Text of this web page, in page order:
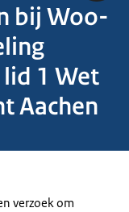
bij Woo-
1 Wet
Aachen
verzoek om